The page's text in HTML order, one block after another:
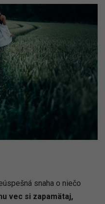
snaha o niečo
vec si zapamätaj,